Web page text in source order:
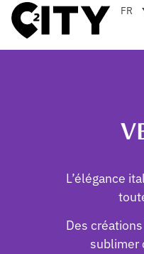
FR
L’élégance
Des
sublimer